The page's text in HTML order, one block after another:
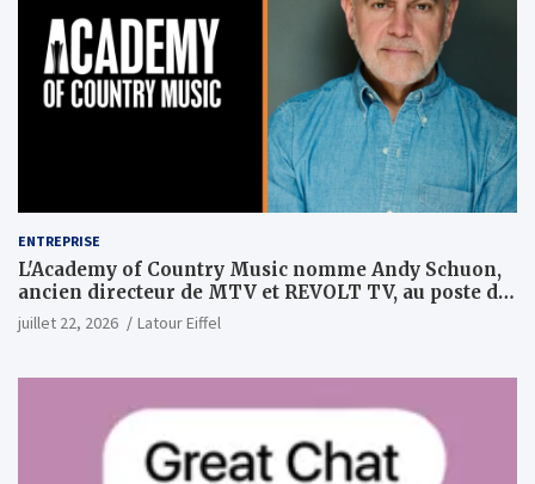
ENTREPRISE
L'Academy of Country Music nomme Andy Schuon,
ancien directeur de MTV et REVOLT TV, au poste de
PDG
juillet 22, 2026 Latour Eiffel